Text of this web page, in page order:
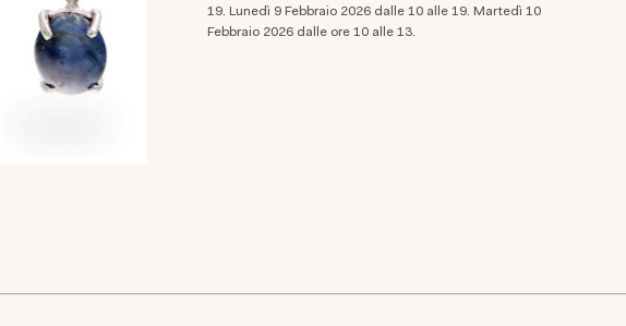
19. Lunedì 9 Febbraio 2026 dalle 10 alle 19. Martedì 10
Febbraio 2026 dalle ore 10 alle 13.